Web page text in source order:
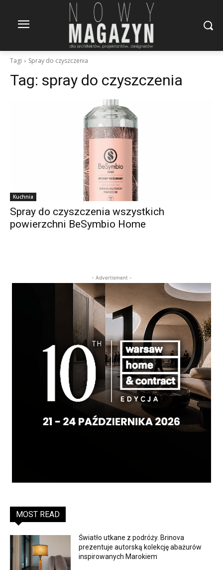
Tagi Spray do czyszczenia
Tag: spray do czyszczenia
Kuchnia
Spray do czyszczenia wszystkich
powierzchni BeSymbio Home
- Advertisment -
MOST READ
Światło utkane z podróży. Brinova
prezentuje autorską kolekcję abażurów
inspirowanych Marokiem